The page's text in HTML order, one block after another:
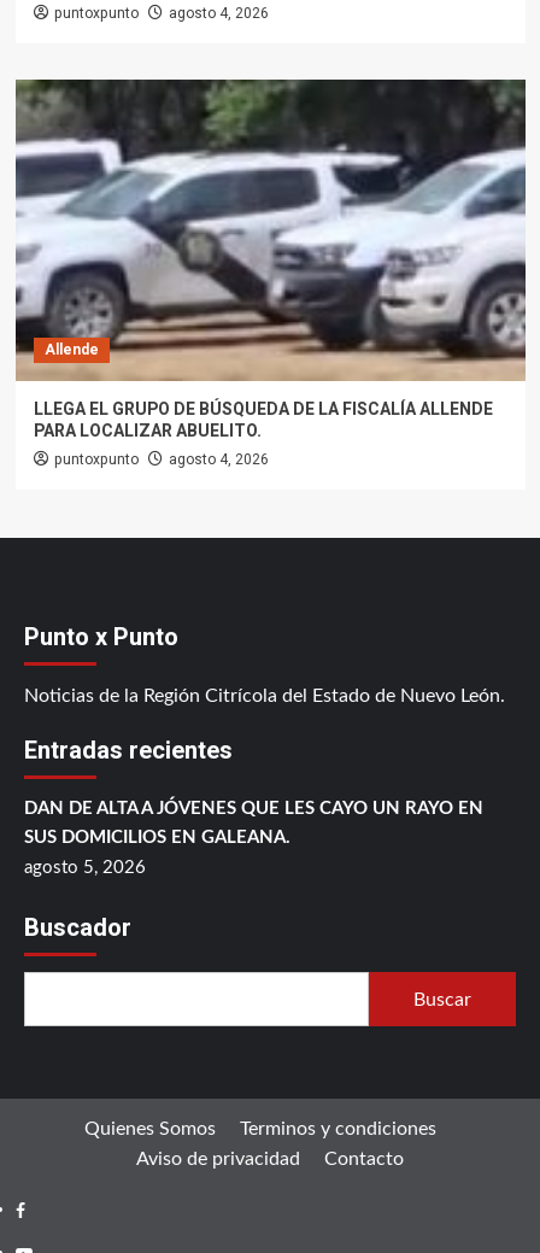
puntoxpunto agosto 4, 2026
Allende
LLEGA EL GRUPO DE BÚSQUEDA DE LA FISCALÍA ALLENDE
PARA LOCALIZAR ABUELITO.
puntoxpunto agosto 4, 2026
Punto x Punto
Noticias de la Región Citrícola del Estado de Nuevo León.
Entradas recientes
DAN DE ALTA A JÓVENES QUE LES CAYO UN RAYO EN
SUS DOMICILIOS EN GALEANA.
agosto 5, 2026
Buscador
Buscar
Quienes Somos
Terminos y condiciones
Aviso de privacidad
Contacto
Facebook